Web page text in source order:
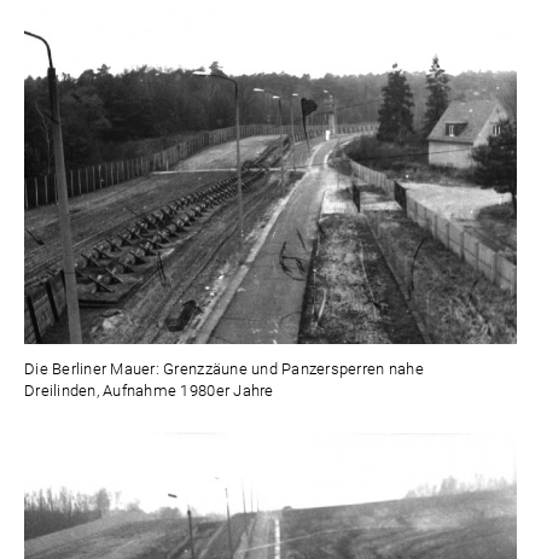
Die Berliner Mauer: Grenzzäune und Panzersperren nahe
Dreilinden, Aufnahme 1980er Jahre